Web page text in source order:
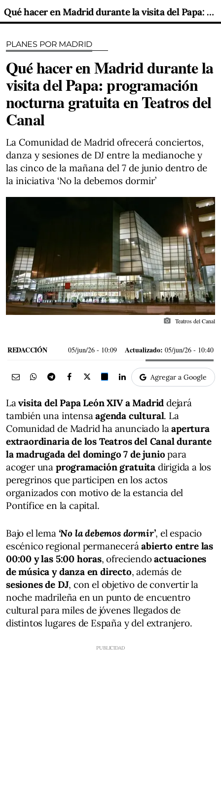
Qué hacer en Madrid durante la visita del Papa: programación nocturna gratuita en Teatros del Canal
PLANES POR MADRID
Qué hacer en Madrid durante la
visita del Papa: programación
nocturna gratuita en Teatros del
Canal
La Comunidad de Madrid ofrecerá conciertos,
danza y sesiones de DJ entre la medianoche y
las cinco de la mañana del 7 de junio dentro de
la iniciativa ‘No la debemos dormir’
photo_camera Teatros del Canal
REDACCIÓN 05/jun/26 - 10:09 Actualizado: 05/jun/26 - 10:40
Agregar a Google
Lavisita del Papa León XIV a Madrid dejará
también una intensaagenda cultural. La
Comunidad de Madrid ha anunciado laapertura
extraordinaria de los Teatros del Canal durante
la madrugada del domingo 7 de juniopara
acoger una programación gratuitadirigida a los
peregrinos que participen en los actos
organizados con motivo de la estancia del
Pontífice en la capital.
Bajo el lema ‘No la debemos dormir’, el espacio
escénico regional permaneceráabierto entre las
00:00 y las 5:00 horas, ofreciendoactuaciones
de música y danza en directo, además de
sesiones de DJ, con el objetivo de convertir la
noche madrileña en un punto de encuentro
cultural para miles de jóvenes llegados de
distintos lugares de España y del extranjero.